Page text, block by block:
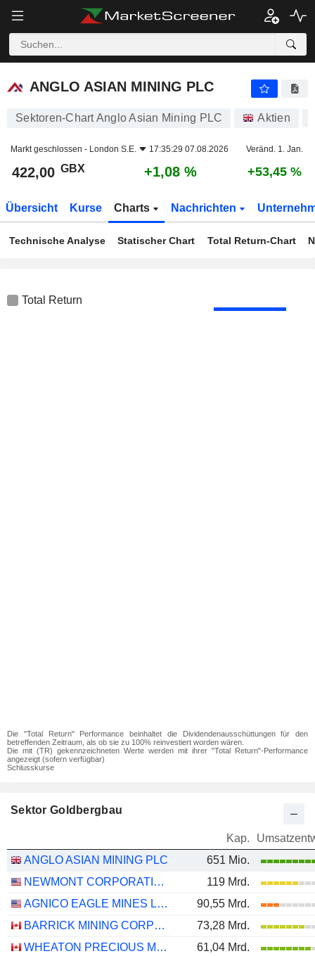
ANGLO ASIAN MINING PLC
ANGLO ASIAN MINING PLC
Sektoren-Chart Anglo Asian Mining PLC Aktien
Markt geschlossen - London S.E. 17:35:29 07.08.2026 Veränd. 1. Jan.
422,00 GBX +1,08 % +53,45 %
Übersicht Kurse Charts Nachrichten
Technische Analyse Statischer Chart Total Return-Chart
Total Return
Die "Total Return" Performance beinhaltet die Dividendenausschüttungen für den
betreffenden Zeitraum, als ob sie zu 100% reinvestiert worden wären.
Die mit (TR) gekennzeichneten Werte werden mit ihrer "Total Return"-Performance
angezeigt (sofern verfügbar)
Schlusskurse
Sektor Goldbergbau
Kap.
ANGLO ASIAN MINING PLC
651 Mio.
NEWMONT CORPORATION
119 Mrd.
AGNICO EAGLE MINES LIMITED
90,55 Mrd.
BARRICK MINING CORPORATION
73,28 Mrd.
WHEATON PRECIOUS METALS CORP.
61,04 Mrd.